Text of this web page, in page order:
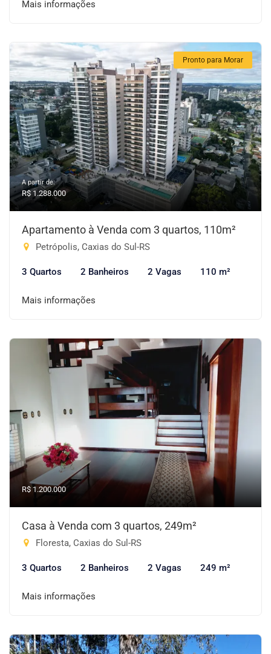
Mais informações
Pronto para Morar
A partir de:
R$ 1.288.000
Apartamento à Venda com 3 quartos, 110m²
Petrópolis, Caxias do Sul-RS
3 Quartos 2 Banheiros 2 Vagas 110 m²
Mais informações
R$ 1.200.000
Casa à Venda com 3 quartos, 249m²
Floresta, Caxias do Sul-RS
3 Quartos 2 Banheiros 2 Vagas 249 m²
Mais informações